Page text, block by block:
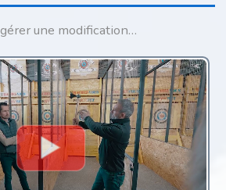
une modification…